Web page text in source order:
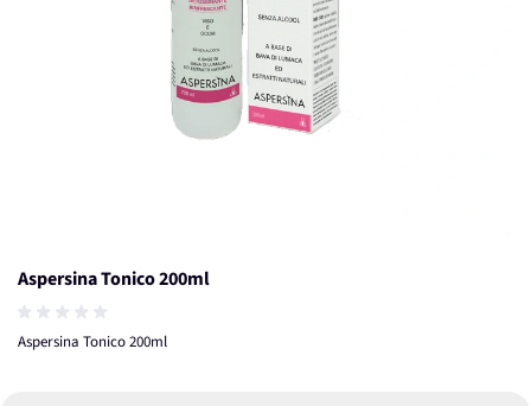
Aspersina Tonico 200ml
Aspersina Tonico 200ml